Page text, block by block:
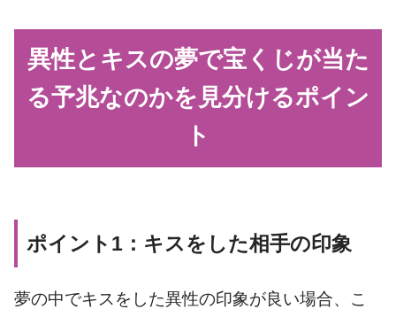
異性とキスの夢で宝くじが当た
る予兆なのかを見分けるポイン
ト
ポイント1：キスをした相手の印象
夢の中でキスをした異性の印象が良い場合、こ